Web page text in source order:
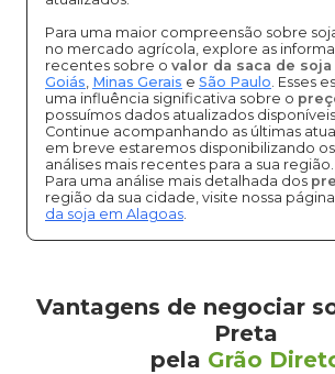
Para uma maior compreensão sobre
no mercado agrícola, explore as
recentes sobre o valor da saca de soja
Goiás, Minas Gerais e São Paulo. Esses
uma influência significativa sobre o
possuímos dados atualizados
Continue acompanhando as últimas
em breve estaremos disponibilizando
análises mais recentes para a sua região.
Para uma análise mais detalhada dos
região da sua cidade, visite nossa
da soja em Alagoas.
Vantagens de negociar
Preta
pela Grão